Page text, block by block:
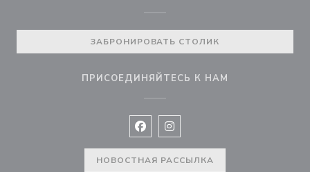
ЗАБРОНИРОВАТЬ СТОЛИК
ПРИСОЕДИНЯЙТЕСЬ К НАМ
Facebook ((открывается в новом
Instagram ((открывается в
НОВОСТНАЯ РАССЫЛКА